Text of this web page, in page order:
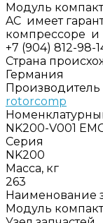
Модуль
AC имеет
компрессоре и
+7 (904) 812-98-
Страна
Германия
Производитель
rotorcomp
NK200-V001
Серия
NK200
Масса, кг
263
Наименование
Модуль